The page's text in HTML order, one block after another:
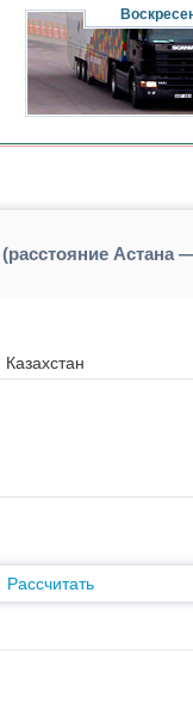
Астана
Рассчитать